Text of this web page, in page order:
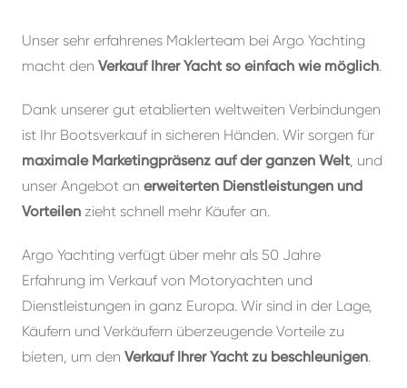
Unser sehr erfahrenes Maklerteam bei Argo Yachting
macht den Verkauf Ihrer Yacht so einfach wie möglich.
Dank unserer gut etablierten weltweiten Verbindungen
ist Ihr Bootsverkauf in sicheren Händen. Wir sorgen für
maximale Marketingpräsenz auf der ganzen Welt, und
unser Angebot an erweiterten Dienstleistungen und
Vorteilen zieht schnell mehr Käufer an.
Argo Yachting verfügt über mehr als 50 Jahre
Erfahrung im Verkauf von Motoryachten und
Dienstleistungen in ganz Europa. Wir sind in der Lage,
Käufern und Verkäufern überzeugende Vorteile zu
bieten, um den Verkauf Ihrer Yacht zu beschleunigen.